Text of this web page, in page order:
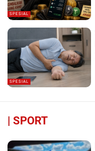
SPESIAL
SPESIAL
| SPORT